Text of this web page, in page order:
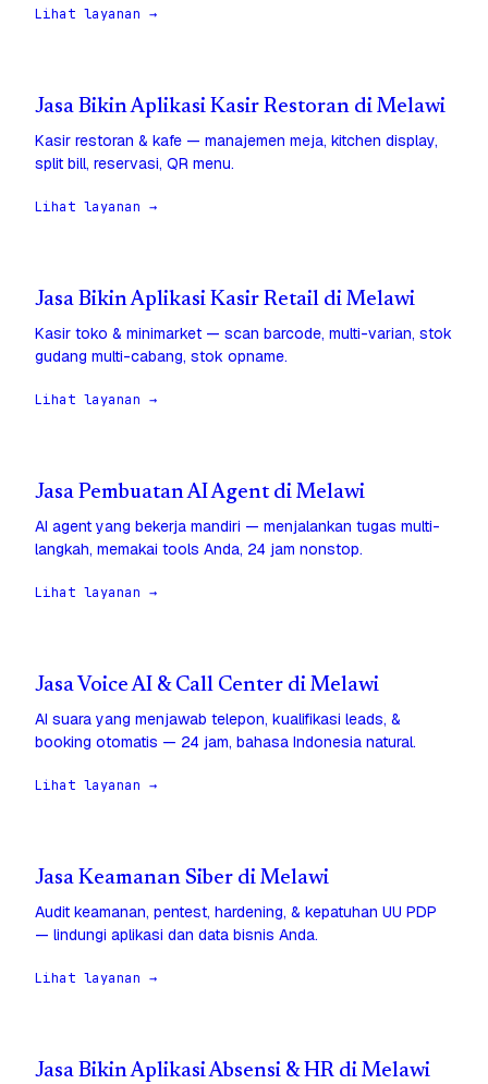
Lihat layanan →
Jasa Bikin Aplikasi Kasir Restoran di Melawi
Kasir restoran & kafe — manajemen meja, kitchen display,
split bill, reservasi, QR menu.
Lihat layanan →
Jasa Bikin Aplikasi Kasir Retail di Melawi
Kasir toko & minimarket — scan barcode, multi-varian, stok
gudang multi-cabang, stok opname.
Lihat layanan →
Jasa Pembuatan AI Agent di Melawi
AI agent yang bekerja mandiri — menjalankan tugas multi-
langkah, memakai tools Anda, 24 jam nonstop.
Lihat layanan →
Jasa Voice AI & Call Center di Melawi
AI suara yang menjawab telepon, kualifikasi leads, &
booking otomatis — 24 jam, bahasa Indonesia natural.
Lihat layanan →
Jasa Keamanan Siber di Melawi
Audit keamanan, pentest, hardening, & kepatuhan UU PDP
— lindungi aplikasi dan data bisnis Anda.
Lihat layanan →
Jasa Bikin Aplikasi Absensi & HR di Melawi